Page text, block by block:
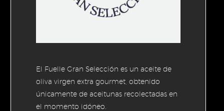
El Fuelle Gran Selección es un aceite de
oliva virgen extra gourmet, obtenido
únicamente de aceitunas recolectadas en
el momento idóneo.